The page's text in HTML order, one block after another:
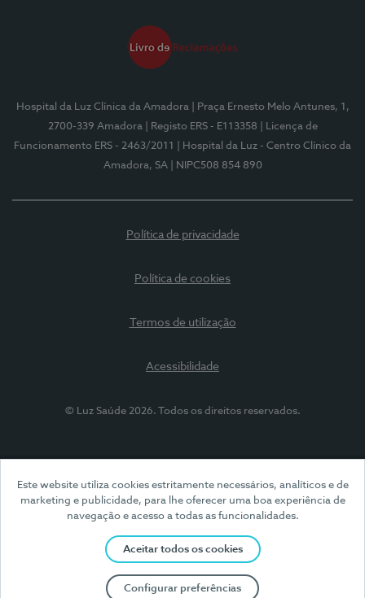
Este website utiliza cookies estritamente necessários, analíticos e de
marketing e publicidade, para lhe oferecer uma boa experiência de
navegação e acesso a todas as funcionalidades.
Aceitar todos os cookies
Configurar preferências
Hospital da Luz Clínica da Amadora
| Praça Ernesto Melo Antunes, 1,
2700-339 Amadora
| Registo ERS - E113358
| Licença de
Funcionamento ERS - 2463/2011
| Hospital da Luz - Centro Clínico da
Amadora, SA
| NIPC508 854 890
Política de privacidade
Política de cookies
Termos de utilização
Acessibilidade
© Luz Saúde 2026. Todos os direitos reservados.